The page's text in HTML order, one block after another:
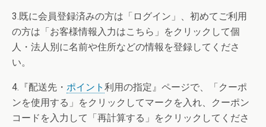
3.既に会員登録済みの方は「ログイン」、初めてご利用
の方は「お客様情報入力はこちら」をクリックして個
人・法人別に名前や住所などの情報を登録してくださ
い。
4.『配送先・ ポイント 利用の指定』ページで、「クーポ
ンを使用する」をクリックしてマークを入れ、クーポン
コードを入力して「再計算する」をクリックしてくださ